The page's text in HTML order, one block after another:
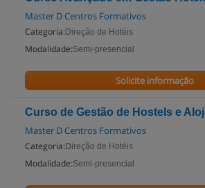
Master D Centros Formativos
Categoria: Direção de Hotéis
Modalidade:Semi-presencial
Solicite informação
Curso de Gestão de Hostels e
Master D Centros Formativos
Categoria: Direção de Hotéis
Modalidade:Semi-presencial